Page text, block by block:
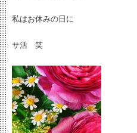
私はお休みの日に
サ活 笑